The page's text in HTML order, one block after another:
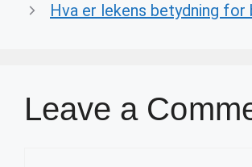
Hva er lekens betydning for
Leave a